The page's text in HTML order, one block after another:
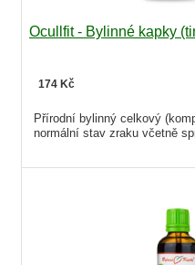
Ocullfit - Bylinné kapky
174 Kč
Přírodní bylinný celkový
normální stav zraku včetně